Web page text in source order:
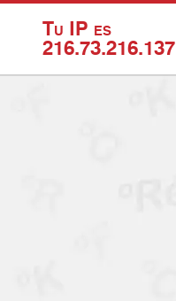
Tu IP es
216.73.216.137